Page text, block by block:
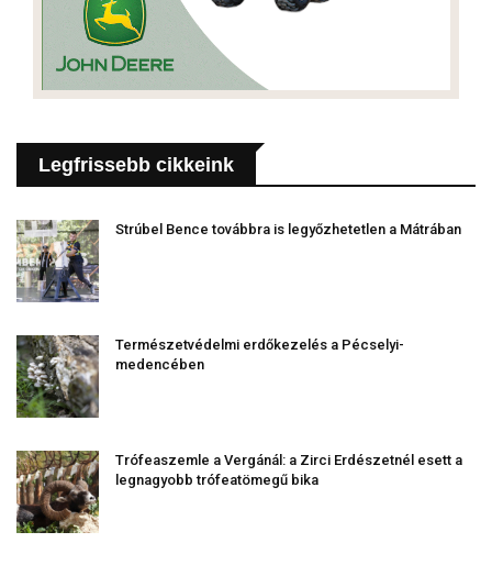
Legfrissebb cikkeink
Strúbel Bence továbbra is legyőzhetetlen a Mátrában
Természetvédelmi erdőkezelés a Pécselyi-
medencében
Trófeaszemle a Vergánál: a Zirci Erdészetnél esett a
legnagyobb trófeatömegű bika